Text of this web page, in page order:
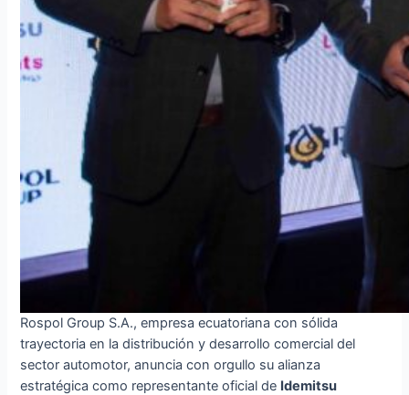
Rospol Group S.A., empresa ecuatoriana con sólida
trayectoria en la distribución y desarrollo comercial del
sector automotor, anuncia con orgullo su alianza
estratégica como representante oficial de Idemitsu